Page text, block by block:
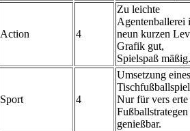
Action 4
Zu leichte
Agentenballerei
neun kurzen
Grafik gut,
Spielspaß mäßig.
Sport 4
Umsetzung eines
Nur für vers erte
Fußballstrategen
genießbar.